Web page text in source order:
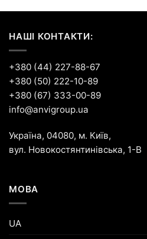
НАШІ КОНТАКТИ:
+380 (44) 227-88-67
+380 (50) 222-10-89
+380 (67) 333-00-89
info@anvigroup.ua
Україна, 04080, м. Київ,
вул. Новокостянтинівська, 1-В
МОВА
UA